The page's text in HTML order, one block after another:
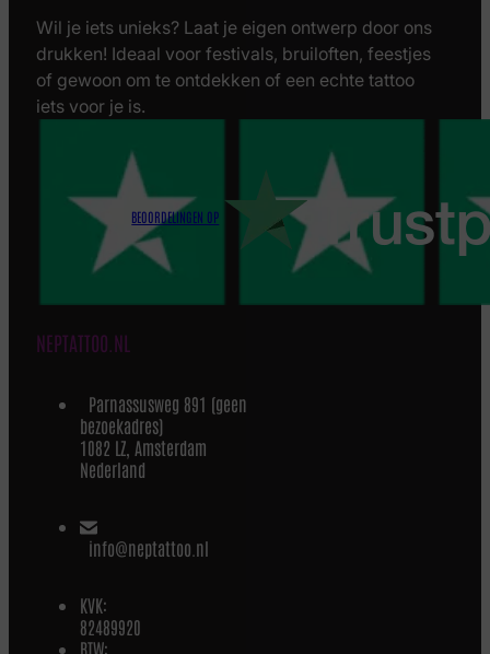
Wil je iets unieks? Laat je eigen ontwerp door ons
drukken! Ideaal voor festivals, bruiloften, feestjes
of gewoon om te ontdekken of een echte tattoo
iets voor je is.
BEOORDELINGEN OP
NEPTATTOO.NL
Parnassusweg 891 (geen
bezoekadres)
1082 LZ, Amsterdam
Nederland
info@neptattoo.nl
KVK:
82489920
BTW: